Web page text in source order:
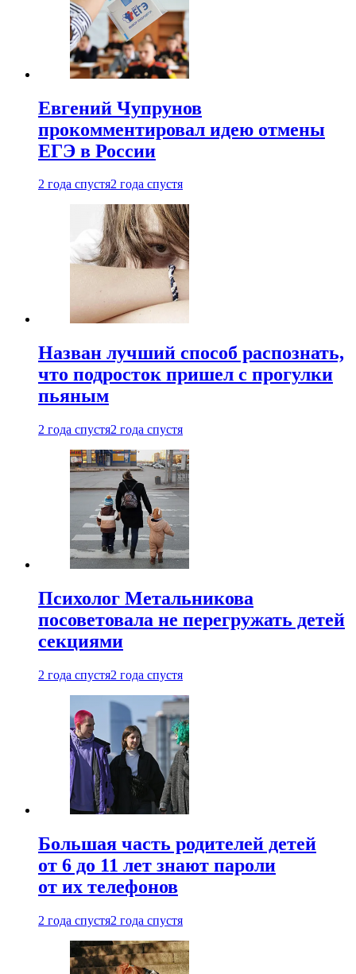
Евгений Чупрунов
прокомментировал идею отмены
ЕГЭ в России
2 года спустя2 года спустя
Назван лучший способ распознать,
что подросток пришел с прогулки
пьяным
2 года спустя2 года спустя
Психолог Метальникова
посоветовала не перегружать детей
секциями
2 года спустя2 года спустя
Большая часть родителей детей
от 6 до 11 лет знают пароли
от их телефонов
2 года спустя2 года спустя